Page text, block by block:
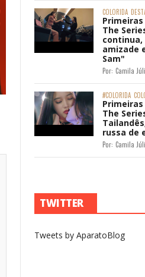
COLORIDA
The
amizade
Sam"
Por: Camila
#COLORIDA
The
russa de
Por: Camila
TWITTER
Tweets by AparatoBlog